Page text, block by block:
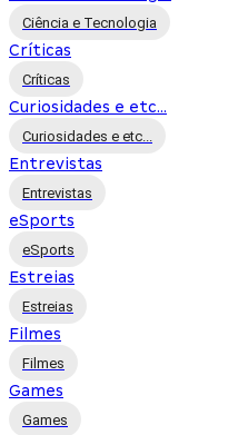
Ciência e Tecnologia
Críticas
Críticas
Curiosidades e etc...
Curiosidades e etc...
Entrevistas
Entrevistas
eSports
eSports
Estreias
Estreias
Filmes
Filmes
Games
Games